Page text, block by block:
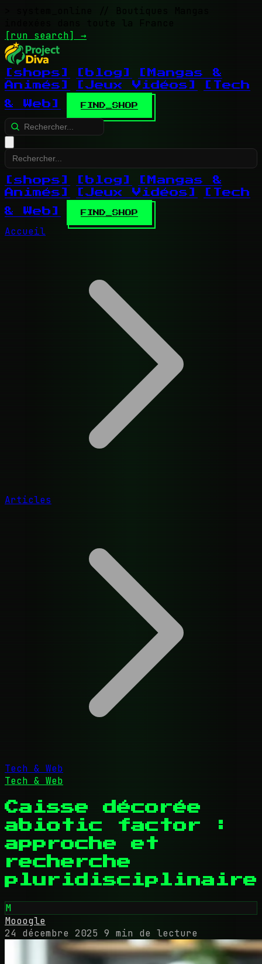
// Boutiques Mangas
indexées dans toute la France
[run search] →
[shops] [blog]
[Mangas &
Animés]
[Jeux Vidéos]
[Tech
& Web]
FIND_SHOP
[shops] [blog]
[Mangas &
Animés]
[Jeux Vidéos]
[Tech
& Web]
FIND_SHOP
Accueil
Articles
Tech & Web
Tech & Web
Caisse décorée
abiotic factor :
approche et
recherche
pluridisciplinaire
M
Mooogle
24 décembre 2025 9 min de lecture